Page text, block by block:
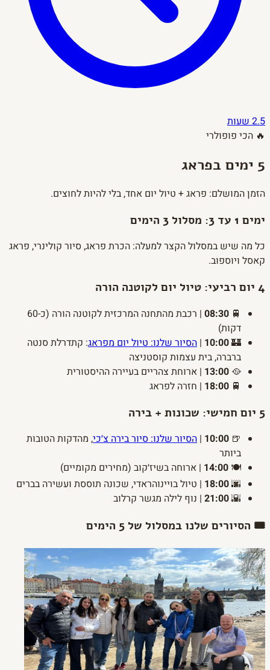
2.5 שעות
🔥 הכי פופולרי
5 ימים בפראג
הזמן המושלם: פראג + טיול יום אחד, בלי להיות לחוצים.
ימים 1 עד 3: מסלול 3 הימים
כל מה שיש במסלול הקצר למעלה: הכרת פראג, סיור קולינרי, פראג
קאסל ויוספוב.
4 יום רביעי: טיול יום לקוטנה הורה
🚆
08:30
| רכבת מהתחנה המרכזית לקוטנה הורה (כ-60
דקות)
🏰
10:00
| הסיור שלנו: טיול יום מפראג: קתדרלת סנטה
ברברה, בית עצמות קוסטניצה
🥘
13:00 | ארוחת צהריים בעיירה ההיסטורית
🚆
18:00 | חזרה לפראג
5 יום חמישי: שכונות + בירה
🍺
10:00
| הסיור שלנו: סיור בירה צ׳כי, מהדקות הטובות
ביותר
🍽️
14:00 | ארוחה בשיז׳קוב (מחירים מקומיים)
🌆
18:00 | טיול בויינוהראדי, שכונה תוססת ועשירה בברים
🌇
21:00 | נוף לילה מגשר קרלוב
🎟️ הסיורים שלנו במסלול של 5 הימים